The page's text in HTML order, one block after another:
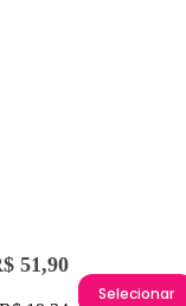
51,90
Selecionar